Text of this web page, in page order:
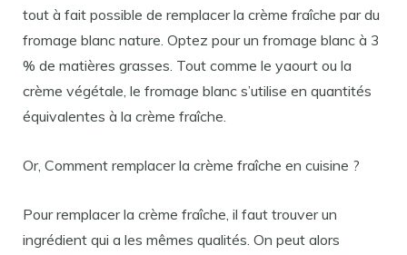
tout à fait possible de remplacer la crème fraîche par du
fromage blanc nature. Optez pour un fromage blanc à 3
% de matières grasses. Tout comme le yaourt ou la
crème végétale, le fromage blanc s’utilise en quantités
équivalentes à la crème fraîche.
Or, Comment remplacer la crème fraîche en cuisine ?
Pour remplacer la crème fraîche, il faut trouver un
ingrédient qui a les mêmes qualités. On peut alors